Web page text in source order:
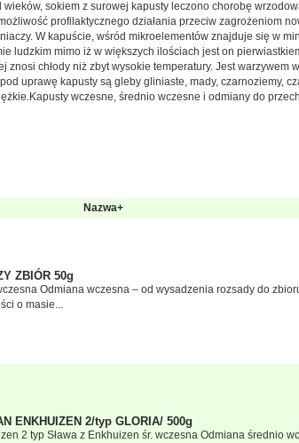
sokiem z surowej kapusty leczono chorobę
profilaktycznego działania przeciw zagrożeniom
W kapuście, wśród mikroelementów znajduje się w
ludzkim mimo iż w większych ilościach jest on
chłody niż zbyt wysokie temperatury. Jest warzywem
uprawę kapusty są gleby gliniaste, mady, czarnoziemy,
wczesne, średnio wczesne i odmiany do
Nazwa+
ZBIÓR 50g
Odmiana wczesna – od wysadzenia rozsady do
o masie...
ENKHUIZEN 2/typ GLORIA/ 500g
2 typ Sława z Enkhuizen śr. wczesna Odmiana średnio